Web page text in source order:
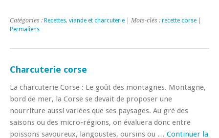
Catégories : Recettes, viande et charcuterie | Mots-clés : recette corse
Permaliens
Charcuterie corse
La charcuterie Corse : Le goût des montagnes. Montagne,
bord de mer, la Corse se devait de proposer une
nourriture aussi variées que ses paysages. Au gré des
saisons ou des micro-régions, on évaluera donc entre
poissons savoureux, langoustes, oursins ou … Continuer la